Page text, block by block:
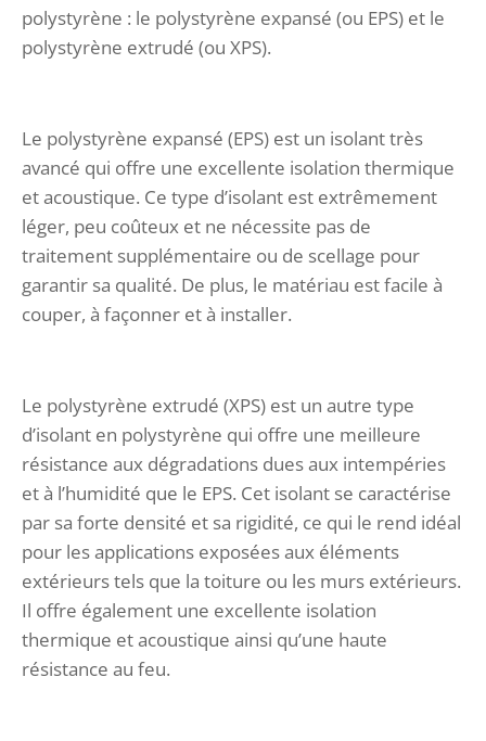
polystyrène : le polystyrène expansé (ou EPS) et le
polystyrène extrudé (ou XPS).
Le polystyrène expansé (EPS) est un isolant très
avancé qui offre une excellente isolation thermique
et acoustique. Ce type d’isolant est extrêmement
léger, peu coûteux et ne nécessite pas de
traitement supplémentaire ou de scellage pour
garantir sa qualité. De plus, le matériau est facile à
couper, à façonner et à installer.
Le polystyrène extrudé (XPS) est un autre type
d’isolant en polystyrène qui offre une meilleure
résistance aux dégradations dues aux intempéries
et à l’humidité que le EPS. Cet isolant se caractérise
par sa forte densité et sa rigidité, ce qui le rend idéal
pour les applications exposées aux éléments
extérieurs tels que la toiture ou les murs extérieurs.
Il offre également une excellente isolation
thermique et acoustique ainsi qu’une haute
résistance au feu.